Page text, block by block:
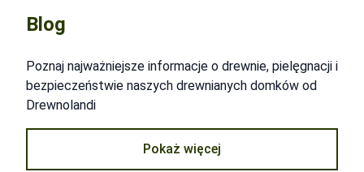
Blog
Poznaj najważniejsze informacje o drewnie, pielęgnacji i
bezpieczeństwie naszych drewnianych domków od
Drewnolandi
Pokaż więcej